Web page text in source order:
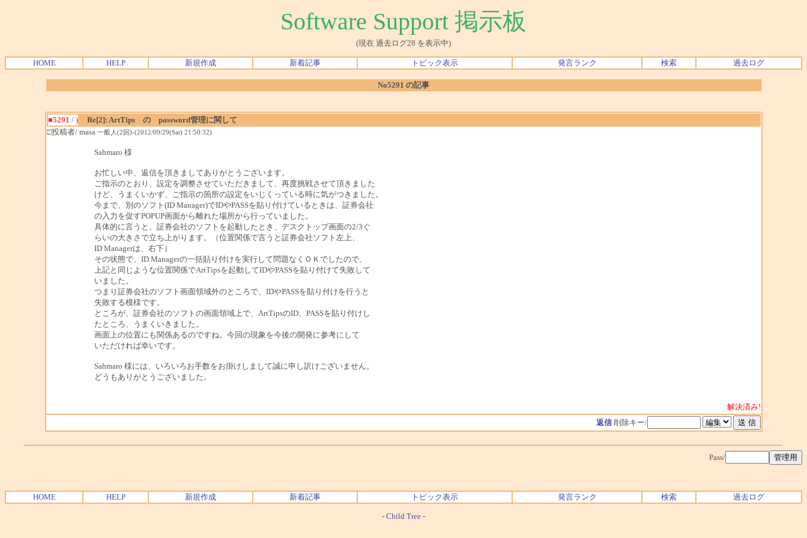
Software Support 掲示板
(現在 過去ログ28 を表示中)
HOME HELP 新規作成 新着記事 トピック表示 発言ランク 検索 過去ログ
No5291 の記事
■5291 / )
Re[2]: ArtTips の password管理に関して
□投稿者/ masa 一般人(2回)-(2012/09/29(Sat) 21:50:32)
Sahmaro 様
お忙しい中、返信を頂きましてありがとうございます。
ご指示のとおり、設定を調整させていただきまして、再度挑戦させて頂きました
けど、うまくいかず、ご指示の箇所の設定をいじくっている時に気がつきました。
今まで、別のソフト(ID Manager)でIDやPASSを貼り付けているときは、証券会社
の入力を促すPOPUP画面から離れた場所から行っていました。
具体的に言うと、証券会社のソフトを起動したとき、デスクトップ画面の2/3ぐ
らいの大きさで立ち上がります。（位置関係で言うと証券会社ソフト左上、
ID Managerは、右下）
その状態で、ID Managerの一括貼り付けを実行して問題なくＯＫでしたので、
上記と同じような位置関係でArtTipsを起動してIDやPASSを貼り付けて失敗して
いました。
つまり証券会社のソフト画面領域外のところで、IDやPASSを貼り付けを行うと
失敗する模様です。
ところが、証券会社のソフトの画面領域上で、ArtTipsのID、PASSを貼り付けし
たところ、うまくいきました。
画面上の位置にも関係あるのですね。今回の現象を今後の開発に参考にして
いただければ幸いです。
Sahmaro 様には、いろいろお手数をお掛けしまして誠に申し訳けございません。
どうもありがとうございました。
解決済み!
返信 削除キー/
Pass/
HOME HELP 新規作成 新着記事 トピック表示 発言ランク 検索 過去ログ
- Child Tree -